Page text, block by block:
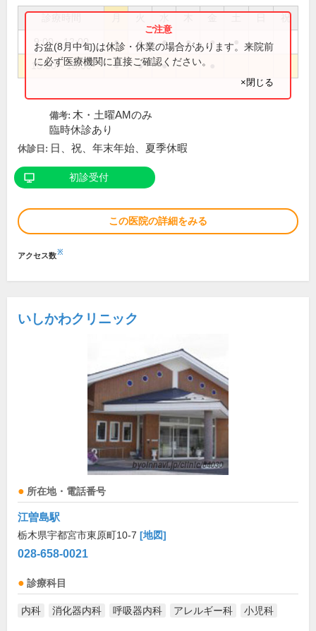
祝
9:00～12:00 ● ● ● ● ●
15:00～18:00 ● ● ●
お盆(8月中旬)は休診・休業の場合があります。来院前
に必ず医療機関に直接ご確認ください。
×閉じる
備考: 木・土曜AMのみ
臨時休診あり
休診日: 日、祝、年末年始、夏季休暇
初診受付
この医院の詳細をみる
アクセス数※
いしかわクリニック
所在地・電話番号
江曽島駅
栃木県宇都宮市東原町10-7 [地図]
028-658-0021
診療科目
内科 消化器内科 呼吸器内科 アレルギー科 小児科